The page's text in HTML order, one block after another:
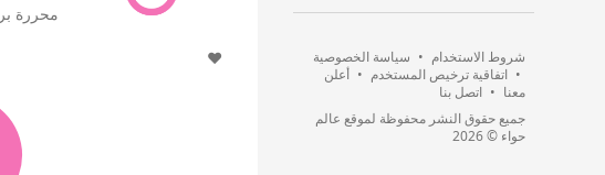
شروط الاستخدام • سياسة الخصوصية
• اتفاقية ترخيص المستخدم • أعلن
معنا • اتصل بنا
جميع حقوق النشر محفوظة لموقع عالم
حواء © 2026
محررة
❤️